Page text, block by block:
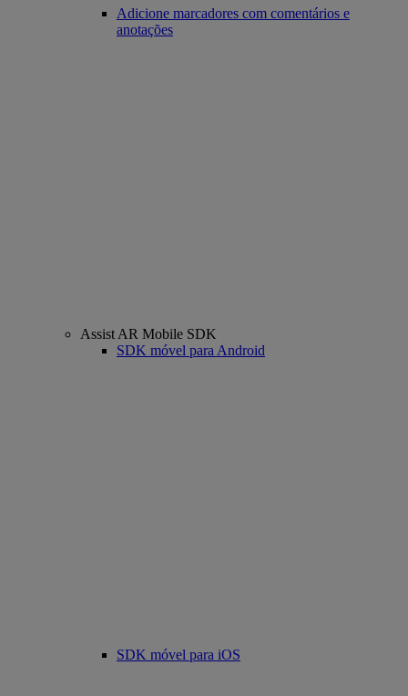
Adicione marcadores com comentários e
anotações
Assist AR Mobile SDK
SDK móvel para Android
SDK móvel para iOS